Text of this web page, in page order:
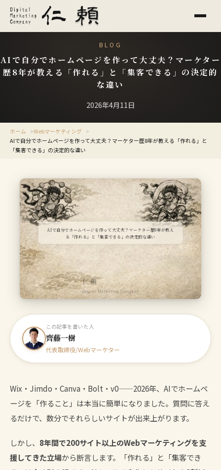
BLOG
AIで自分でホームページを作って大丈夫？マーケター
歴8年が教える「作れる」と「集客できる」の決定的
な違い
2026年4月11日
ホーム
Webマーケティング
AIで自分でホームページを作って大丈夫？マーケター歴8年が教える「作れる」と
「集客できる」の決定的な違い
AIで自分でホームページを作って大丈夫？マーケター歴8年が教え
る「作れる」と「集客できる」の決定的な違い
仁頼
Digital Marketing Company
この記事を書いた人
齊藤一樹
代表取締役/Webマーケター
Wix・Jimdo・Canva・Bolt・v0——2026年、AIでホームペ
ージを「作ること」は本当に簡単になりました。質問に答え
るだけで、数分でそれらしいサイトが出来上がります。
しかし、 8年間で200サイト以上のWebマーケティングを支
援してきた立場から断言します。「作れる」と「集客でき